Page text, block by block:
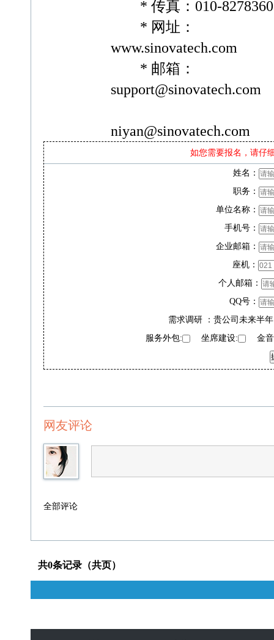
* 传真：010-
* 网址：
www.sinovatech.com
* 邮箱：
support@sinovatech.com
niyan@sinovatech.com
如您需要报名，请仔
姓名：
职务：
单位名称：
手机号：
企业邮箱：
座机：
个人邮箱：
QQ号：
需求调研 ：贵公司未来半
服务外包:
坐席建设: 金音
网友评论
全部评论
共0条记录（共页）